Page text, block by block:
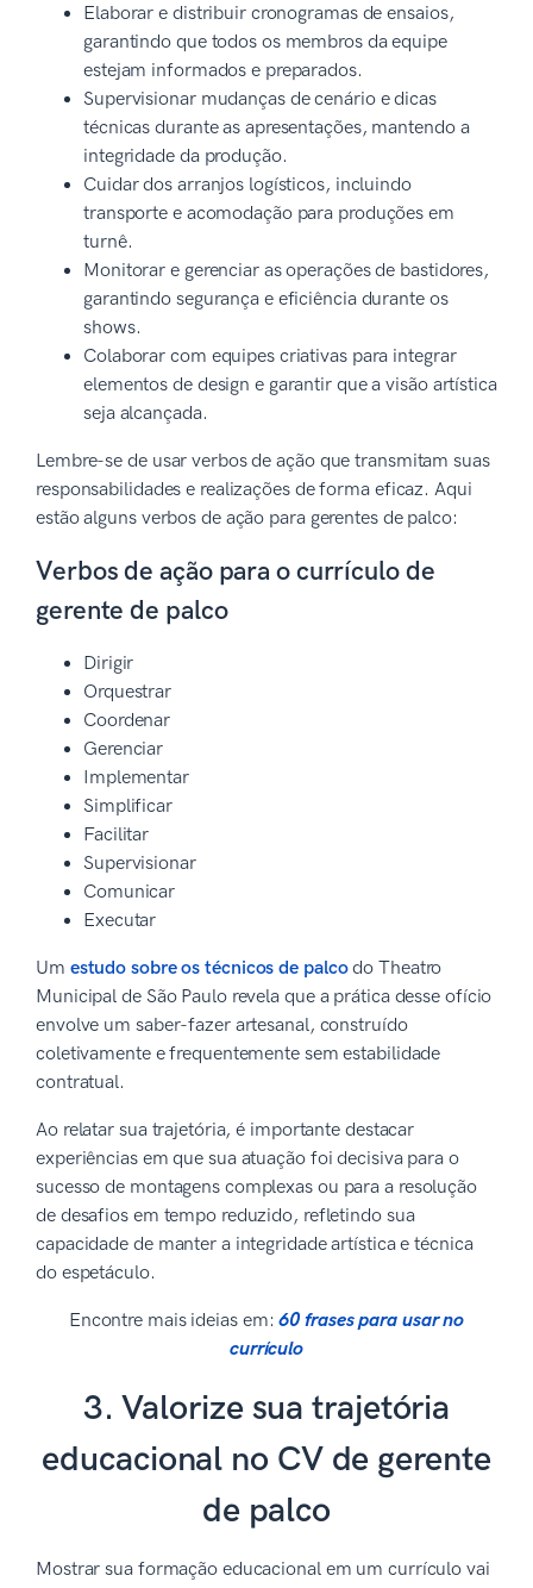
Elaborar e distribuir cronogramas de ensaios,
garantindo que todos os membros da equipe
estejam informados e preparados.
Supervisionar mudanças de cenário e dicas
técnicas durante as apresentações, mantendo a
integridade da produção.
Cuidar dos arranjos logísticos, incluindo
transporte e acomodação para produções em
turnê.
Monitorar e gerenciar as operações de bastidores,
garantindo segurança e eficiência durante os
shows.
Colaborar com equipes criativas para integrar
elementos de design e garantir que a visão artística
seja alcançada.
Lembre-se de usar verbos de ação que transmitam suas
responsabilidades e realizações de forma eficaz. Aqui
estão alguns verbos de ação para gerentes de palco:
Verbos de ação para o currículo de
gerente de palco
Dirigir
Orquestrar
Coordenar
Gerenciar
Implementar
Simplificar
Facilitar
Supervisionar
Comunicar
Executar
Um estudo sobre os técnicos de palcodo Theatro
Municipal de São Paulo revela que a prática desse ofício
envolve um saber-fazer artesanal, construído
coletivamente e frequentemente sem estabilidade
contratual.
Ao relatar sua trajetória, é importante destacar
experiências em que sua atuação foi decisiva para o
sucesso de montagens complexas ou para a resolução
de desafios em tempo reduzido, refletindo sua
capacidade de manter a integridade artística e técnica
do espetáculo.
Encontre mais ideias em:60 frases para usar no
currículo
3. Valorize sua trajetória
educacional no CV de gerente
de palco
Mostrar sua formação educacional em um currículo vai